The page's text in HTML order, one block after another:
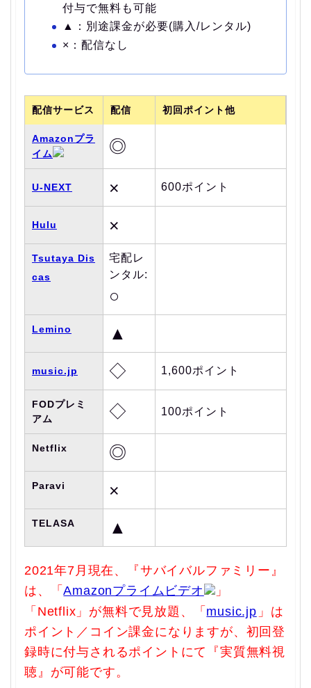
付与で無料も可能
▲：別途課金が必要(購入/レンタル)
×：配信なし
配信サービス 配信 初回ポイント他
Amazonプラ
イム
◎
U-NEXT × 600ポイント
Hulu ×
Tsutaya Dis
cas
宅配レ
ンタル:
○
Lemino ▲
music.jp ◇ 1,600ポイント
FODプレミ
アム
◇ 100ポイント
Netflix ◎
Paravi ×
TELASA ▲
2021年7月現在、『サバイバルファミリー』
は、「Amazonプライムビデオ
」
「Netflix」が無料で見放題、「 music.jp 」は
ポイント／コイン課金になりますが、初回登
録時に付与されるポイントにて『実質無料視
聴』が可能です。